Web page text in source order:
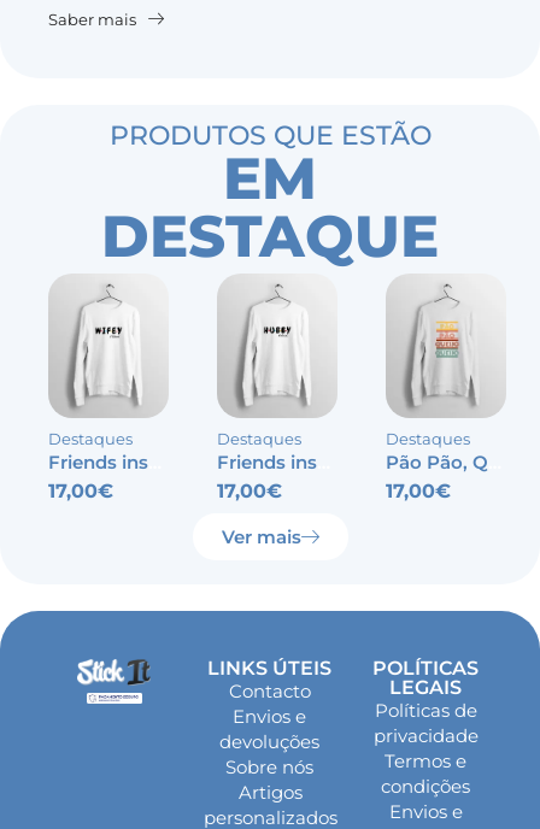
Saber mais
PRODUTOS QUE ESTÃO
EM
DESTAQUE
Destaques
17,00€
Destaques
17,00€
Destaques
17,00€
Ver mais
LINKS ÚTEIS
Contacto
Envios e
devoluções
Sobre nós
Artigos
personalizados
POLÍTICAS
LEGAIS
Políticas de
privacidade
Termos e
condições
Envios e